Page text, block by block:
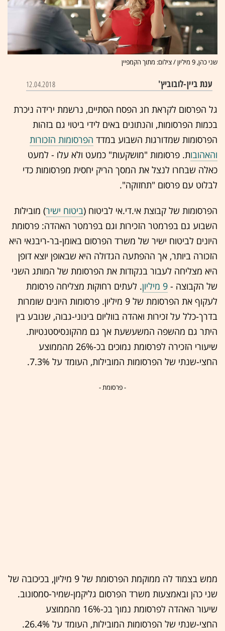
שני כהן, 9 מיליון / צילום: מתוך הקמפיין
ענת ביין-לובוביץ' 12.04.2018
גל הפרסום לקראת חג הפסח הסתיים, נרשמת ירידה ניכרת
בכמות הפרסומות, והנתונים באים לידי ביטוי גם בזהות
הפרסומות שמדורגות השבוע במדד הפרסומות הזכורות
והאהובות. פרסומות "מושקעות" כמעט ולא עלו - למעט
כאלה שבחרו לנצל את המסך הריק יחסית מפרסומות כדי
לבלוט עם פרסום "תחזוקה".
הפרסומות של קבוצת אי.די.אי לביטוח (ביטוח ישיר) מובילות
השבוע גם בפרמטר הזכירות וגם בפרמטר האהדה: פרסומת
היונים לביטוח ישיר של משרד הפרסום באומן-בר-ריבנאי היא
הזכורה ביותר, אך ההפתעה הגדולה היא שבאופן יוצא דופן
היא מצליחה לעבור בנקודות את הפרסומת של המותג השני
של הקבוצה - 9 מיליון
. לעתים רחוקות מצליחה פרסומת
לעקוף את הפרסומת של 9 מיליון. פרסומות היונים שומרות
בדרך-כלל על זכירות ואהדה בווליום בינוני-גבוה, שנובע בין
היתר גם מהשפה המשעשעת אך גם מהקונסיסטנטיות.
שיעורי הזכירה לפרסומת נמוכים בכ-26% מהממוצע
החצי-שנתי של הפרסומות המובילות, העומד על 7.3%.
- פרסומת -
ממש בצמוד לה ממוקמת הפרסומת של 9 מיליון, בכיכובה של
שני כהן ובאמצעות משרד הפרסום גליקמן-שמיר-סמסונוב.
שיעור האהדה לפרסומת נמוך בכ-16% מהממוצע
החצי-שנתי של הפרסומות המובילות, העומד על 26.4%.